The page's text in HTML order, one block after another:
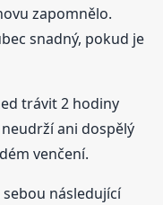
zapomnělo.
snadný, pokud je
trávit 2 hodiny
ani dospělý
venčení.
následující